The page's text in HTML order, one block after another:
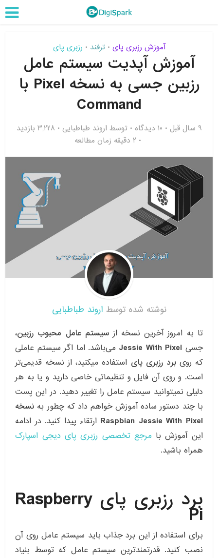
آموزش رزبری پای • ترفند • رزبری پای
آموزش آپدیت سیستم عامل
رزبین جسی به نسخه Pixel با
Command
9 سال قبل ۱۰ دیدگاه توسط اروند طباطبایی
3,228 بازدید
2 دقیقه زمان مطالعه
نوشته شده توسط اروند طباطبایی
تا به امروز آخرین نسخه ازسیستم عامل محبوب رزبین،
جسی Jessie With Pixel می‌باشد. اما اگر سیستم عاملی
که رویبرد رزبری پای استفاده میکنید، از نسخه قدیمی‌تر
است. و روی آن فایل و تنظیماتی خاصی دارید و یا به هر
دلیلی نمیتوانید سیستم عامل را تغییر دهید. در این پست
با چند دستور ساده آموزش خواهم داد که چطور به نسخه
Raspbian Jessie With Pixel ارتقاء پیدا کنید. در ادامه
این آموزش با مرجع تخصصی رزبری پای دیجی اسپارک
همراه باشید.
برد رزبری پای Raspberry
Pi
برای استفاده از این برد جذاب باید سیستم عامل‌ روی آن
نصب کنید. قدرتمندترین سیستم عامل که توسط بنیاد